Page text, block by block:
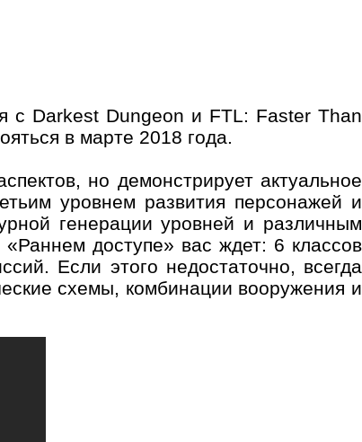
с Darkest Dungeon и FTL: Faster Than
в марте 2018 года.
но демонстрирует актуальное
уровнем развития персонажей и
генерации уровней и различным
доступе» вас ждет: 6 классов
Если этого недостаточно, всегда
схемы, комбинации вооружения и